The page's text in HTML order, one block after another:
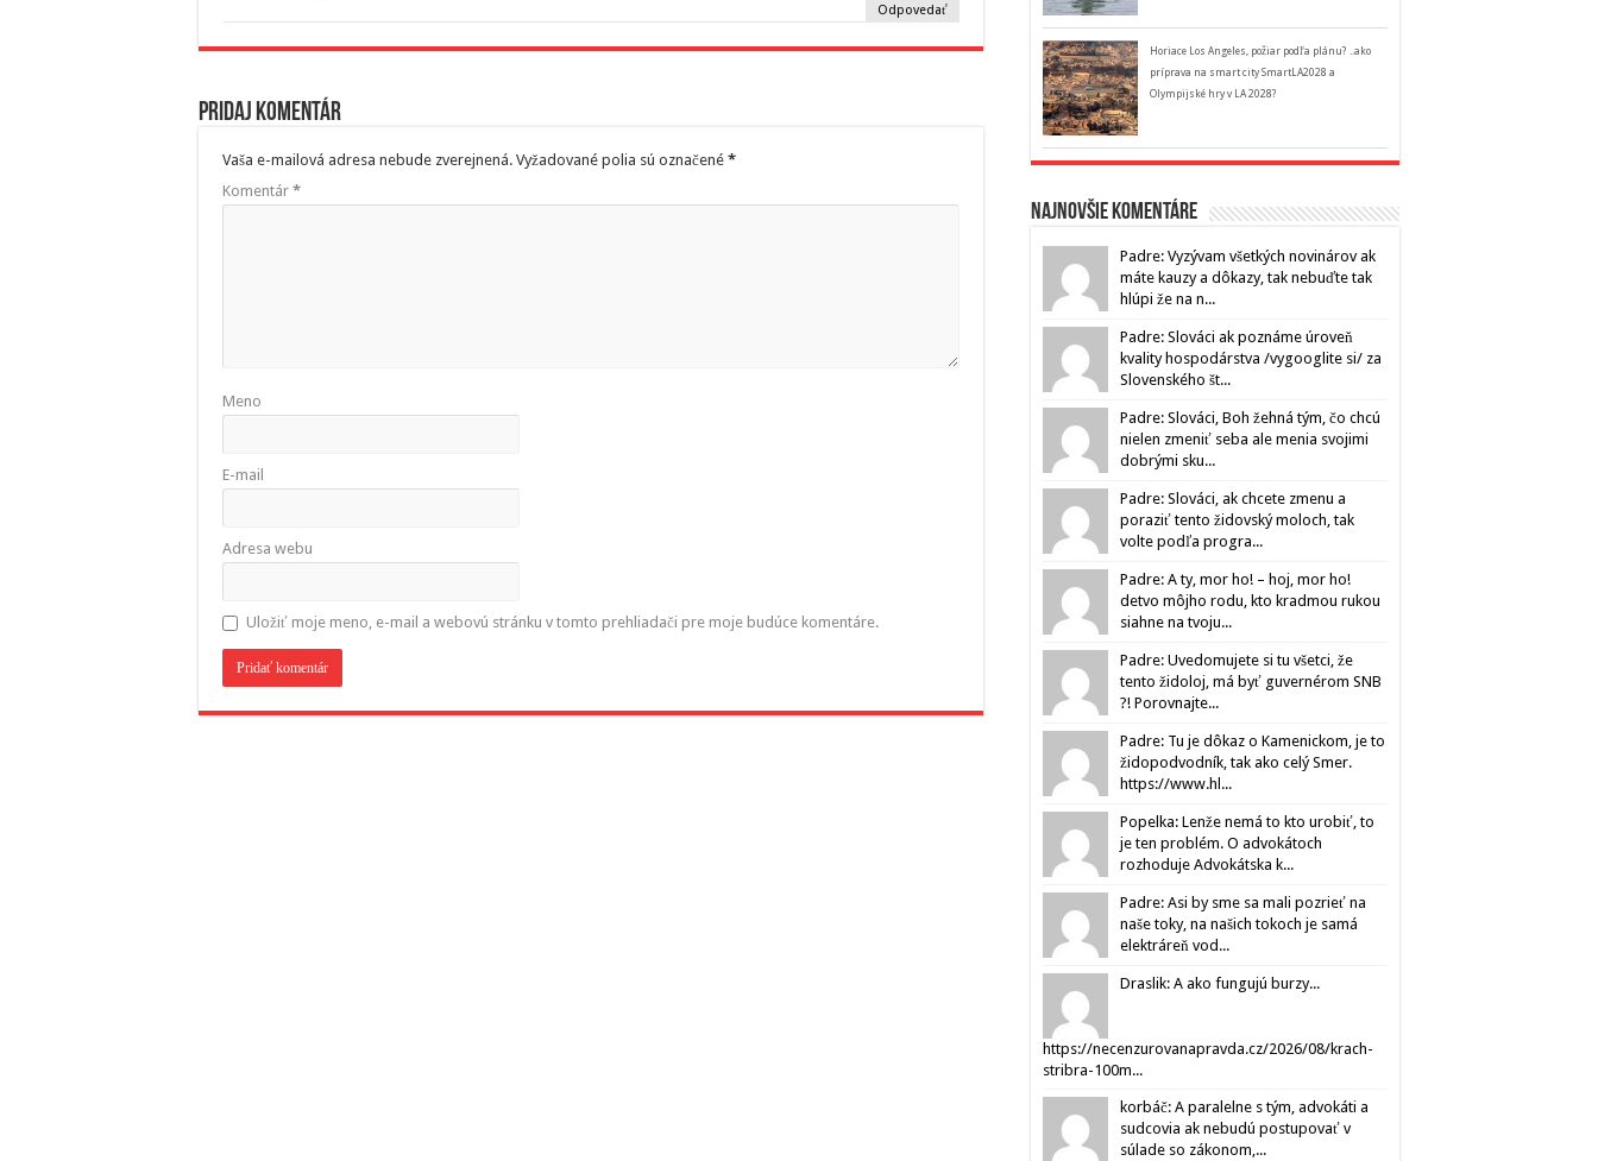
Odpovedať
Pridaj komentár
Vaša e-mailová adresa nebude zverejnená. Vyžadované polia sú označené *
Komentár *
Meno
E-mail
Adresa webu
Uložiť moje meno, e-mail a webovú stránku v tomto prehliadači pre moje budúce komentáre.
Horiace Los Angeles, požiar podľa plánu? ..ako
príprava na smart city SmartLA2028 a
Olympijské hry v LA 2028?
Najnovšie komentáre
Padre: Vyzývam všetkých novinárov ak
máte kauzy a dôkazy, tak nebuďte tak
hlúpi že na n...
Padre: Slováci ak poznáme úroveň
kvality hospodárstva /vygooglite si/ za
Slovenského št...
Padre: Slováci, Boh žehná tým, čo chcú
nielen zmeniť seba ale menia svojimi
dobrými sku...
Padre: Slováci, ak chcete zmenu a
poraziť tento židovský moloch, tak
volte podľa progra...
Padre: A ty, mor ho! – hoj, mor ho!
detvo môjho rodu, kto kradmou rukou
siahne na tvoju...
Padre: Uvedomujete si tu všetci, že
tento židoloj, má byť guvernérom SNB
?! Porovnajte...
Padre: Tu je dôkaz o Kamenickom, je to
židopodvodník, tak ako celý Smer.
https://www.hl...
Popelka: Lenže nemá to kto urobiť, to
je ten problém. O advokátoch
rozhoduje Advokátska k...
Padre: Asi by sme sa mali pozrieť na
naše toky, na našich tokoch je samá
elektráreň vod...
Draslik: A ako fungujú burzy...
https://necenzurovanapravda.cz/2026/08/krach-
stribra-100m...
korbáč: A paralelne s tým, advokáti a
sudcovia ak nebudú postupovať v
súlade so zákonom,...